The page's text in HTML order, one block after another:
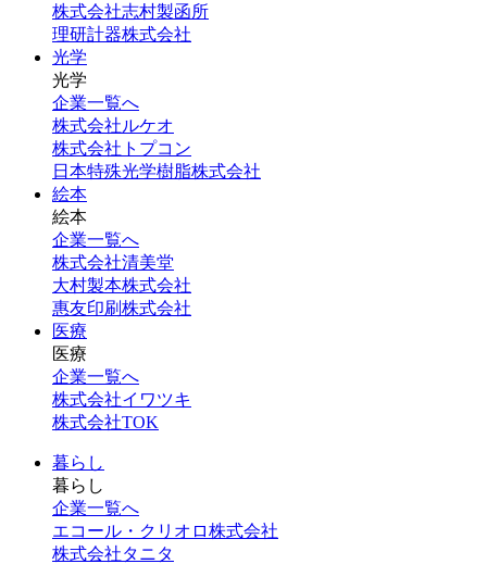
株式会社志村製函所
理研計器株式会社
光学
光学
企業一覧へ
株式会社ルケオ
株式会社トプコン
日本特殊光学樹脂株式会社
絵本
絵本
企業一覧へ
株式会社清美堂
大村製本株式会社
惠友印刷株式会社
医療
医療
企業一覧へ
株式会社イワツキ
株式会社TOK
暮らし
暮らし
企業一覧へ
エコール・クリオロ株式会社
株式会社タニタ